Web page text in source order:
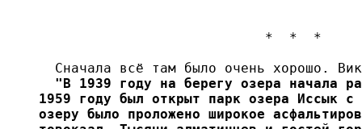
                            *  *  *
Сначала всё там было очень хорошо.
"В 1939 году на берегу озера начала
1959 году был открыт парк озера Иссык
озеру было проложено широкое